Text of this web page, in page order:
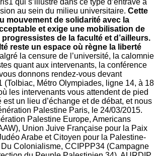
qui s’illustre dans ce type d’entrave à
au sein du milieu universitaire. Cette
mouvement de solidarité avec la
et exige une mobilisation de
de la faculté et d’ailleurs.
reste un espace où règne la liberté
la censure de l’université, la calomnie
quant aux intervenants, la conférence
donnons rendez-vous devant
(Tolbiac, Métro Olympiades, ligne 14, à 18
les intervenants vous attendent de pied
est un lieu d’échange et de débat, et nous
Palestine Paris, le 24/03/2015.
Palestine Europe, Americans
Union Juive Française pour la Paix
Arabe et Citoyen pour la Palestine-
Colonialisme, CCIPPP34 (Campagne